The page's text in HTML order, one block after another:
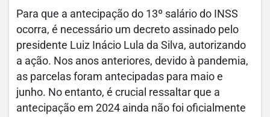
Para que a antecipação do 13º salário do INSS
ocorra, é necessário um decreto assinado pelo
presidente Luiz Inácio Lula da Silva, autorizando
a ação. Nos anos anteriores, devido à pandemia,
as parcelas foram antecipadas para maio e
junho. No entanto, é crucial ressaltar que a
antecipação em 2024 ainda não foi oficialmente